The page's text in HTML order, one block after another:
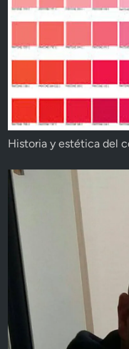
Historia y estética del